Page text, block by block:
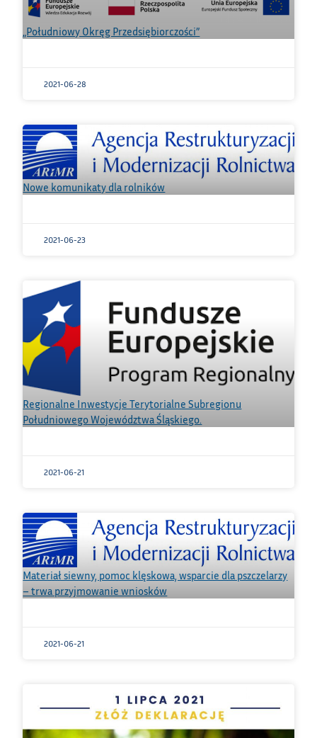
„Południowy Okręg Przedsiębiorczości”
2021-06-28
Nowe komunikaty dla rolników
2021-06-23
Regionalne Inwestycje Terytorialne Subregionu
Południowego Województwa Śląskiego.
2021-06-21
Materiał siewny, pomoc klęskowa, wsparcie dla pszczelarzy
– trwa przyjmowanie wniosków
2021-06-21